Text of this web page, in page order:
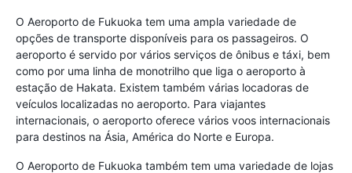
O Aeroporto de Fukuoka tem uma ampla variedade de
opções de transporte disponíveis para os passageiros. O
aeroporto é servido por vários serviços de ônibus e táxi, bem
como por uma linha de monotrilho que liga o aeroporto à
estação de Hakata. Existem também várias locadoras de
veículos localizadas no aeroporto. Para viajantes
internacionais, o aeroporto oferece vários voos internacionais
para destinos na Ásia, América do Norte e Europa.
O Aeroporto de Fukuoka também tem uma variedade de lojas